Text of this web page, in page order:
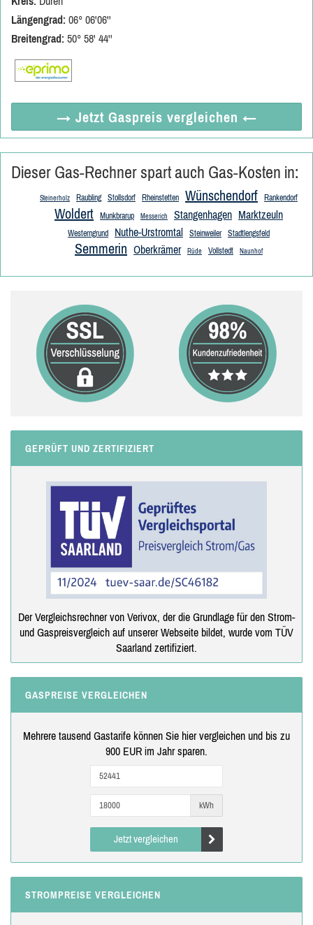
Längengrad: 06° 06'06''
Breitengrad: 50° 58' 44''
→ Jetzt Gaspreis vergleichen ←
Dieser Gas-Rechner spart auch Gas-Kosten in:
Steinerholz Raubling Stollsdorf Rheinstetten Wünschendorf Rankendorf
Woldert Munkbrarup Messerich Stangenhagen Marktzeuln
Westerngrund Nuthe-Urstromtal Steinweiler Stadtlengsfeld
Semmerin Oberkrämer Rüde Vollstedt Naunhof
GEPRÜFT UND ZERTIFIZIERT
Der Vergleichsrechner von Verivox, der die Grundlage für den Strom-
und Gaspreisvergleich auf unserer Webseite bildet, wurde vom TÜV
Saarland zertifiziert.
GASPREISE VERGLEICHEN
Mehrere tausend Gastarife können Sie hier vergleichen und bis zu
900 EUR im Jahr sparen.
kWh
Jetzt vergleichen
STROMPREISE VERGLEICHEN